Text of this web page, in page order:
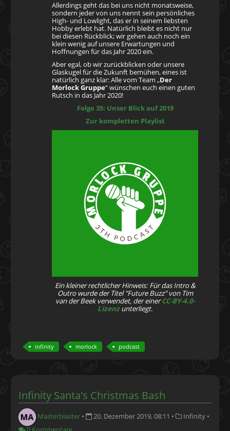
Allerdings geht das bei uns nicht monatsweise,
sondern jeder von uns nennt sein persönliches
High- und Lowlight, das er in seinem liebsten
Hobby erlebt hat. Natürlich bleibt es nicht nur
bei diesen Rückblick; wir gehen auch noch ein
klein wenig auf unsere Erwartungen und
Hoffnungen für das Jahr 2020 ein.
Aber egal, ob wir zurückblicken oder unsere
Glaskugel für die Zukunft bemühen, eines ist
natürlich ganz klar: Alle vom Team „Der
Morlock Gruppe“ wünschen euch einen guten
Rutsch in das Jahr 2020!
Folge 35: Unser Blick auf 2019
Zur kompletten Playlist
Ein kleiner rechtlicher Hinweis: Für das Intro &
Outro wurde der Titel "Future Buzz" von Tim
van der Beek verwendet, der einerCC-BY-4.0-
Lizenzunterliegt.
infinity morlock podcast
Infinity Santa's Christmas Bash
Masterblaster • 20. Dezember 2019, 08:11 • Infinity •